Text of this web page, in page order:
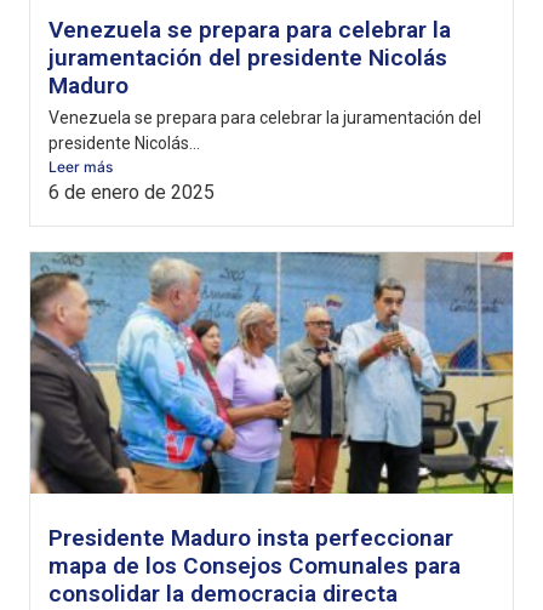
Venezuela se prepara para celebrar la
juramentación del presidente Nicolás
Maduro
Venezuela se prepara para celebrar la juramentación del
presidente Nicolás...
Leer más
6 de enero de 2025
Presidente Maduro insta perfeccionar
mapa de los Consejos Comunales para
consolidar la democracia directa